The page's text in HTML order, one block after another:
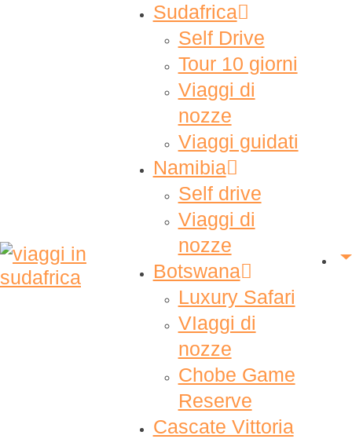
Sudafrica
Self Drive
Tour 10 giorni
Viaggi di
nozze
Viaggi guidati
Namibia
Self drive
Viaggi di
nozze
Botswana
Luxury Safari
VIaggi di
nozze
Chobe Game
Reserve
Cascate Vittoria